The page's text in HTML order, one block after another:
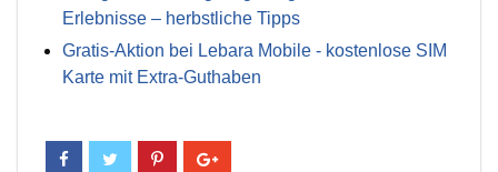
Erlebnisse – herbstliche Tipps
Gratis-Aktion bei Lebara Mobile - kostenlose SIM
Karte mit Extra-Guthaben